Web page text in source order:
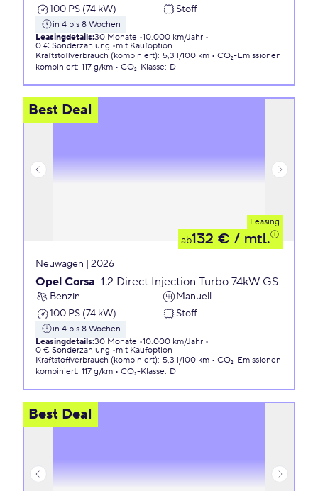
100 PS (74 kW)
Stoff
in 4 bis 8 Wochen
Leasingdetails:30 Monate 10.000 km/Jahr
0 € Sonderzahlung
mit Kaufoption
Kraftstoffverbrauch (kombiniert): 5,3 l/100 km
CO₂-Emissionen
kombiniert: 117 g/km CO₂-Klasse: D
Best Deal
Leasing
ab132 € / mtl.
Neuwagen | 2026
Opel Corsa 1.2 Direct Injection Turbo 74kW GS
Benzin
Manuell
100 PS (74 kW)
Stoff
in 4 bis 8 Wochen
Leasingdetails:30 Monate 10.000 km/Jahr
0 € Sonderzahlung
mit Kaufoption
Kraftstoffverbrauch (kombiniert): 5,3 l/100 km
CO₂-Emissionen
kombiniert: 117 g/km CO₂-Klasse: D
Best Deal